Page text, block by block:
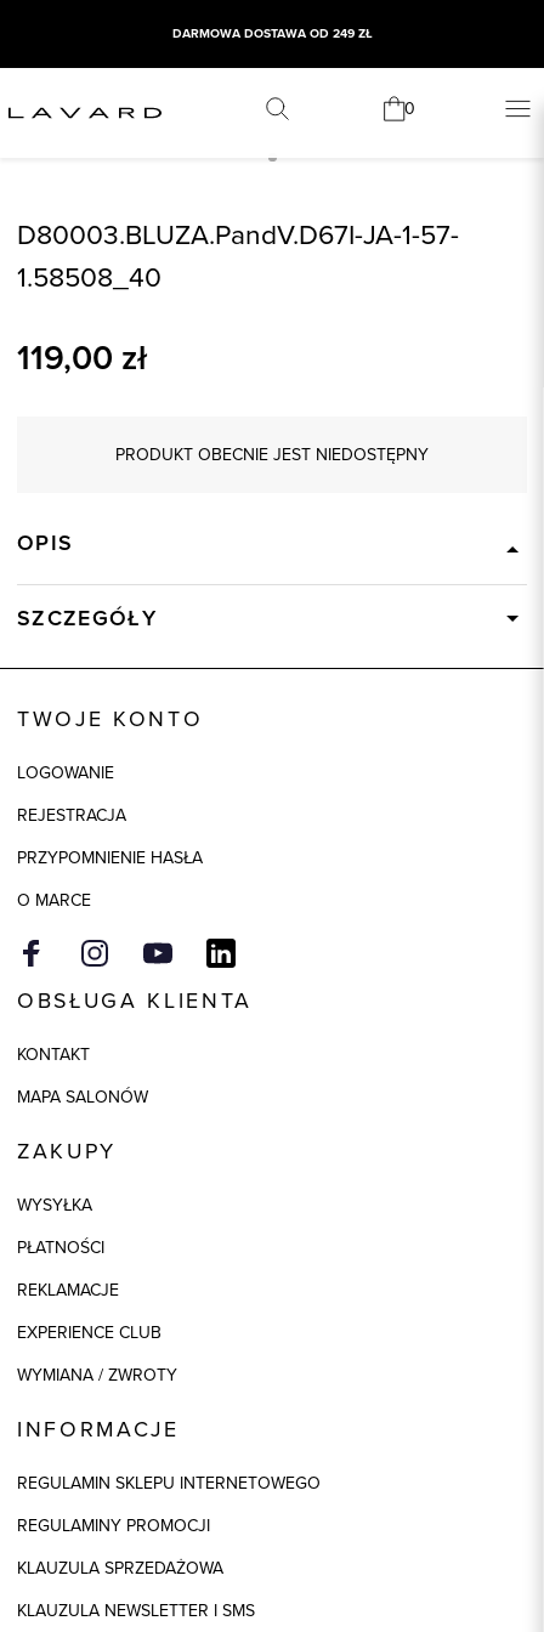
DARMOWA DOSTAWA OD 249 ZŁ
0
D80003.BLUZA.PandV.D67I-JA-1-57-
1.58508_40
119,00 zł
PRODUKT OBECNIE JEST NIEDOSTĘPNY
OPIS
SZCZEGÓŁY
TWOJE KONTO
LOGOWANIE
REJESTRACJA
PRZYPOMNIENIE HASŁA
O MARCE
OBSŁUGA KLIENTA
KONTAKT
MAPA SALONÓW
ZAKUPY
WYSYŁKA
PŁATNOŚCI
REKLAMACJE
EXPERIENCE CLUB
WYMIANA / ZWROTY
INFORMACJE
REGULAMIN SKLEPU INTERNETOWEGO
REGULAMINY PROMOCJI
KLAUZULA SPRZEDAŻOWA
KLAUZULA NEWSLETTER I SMS